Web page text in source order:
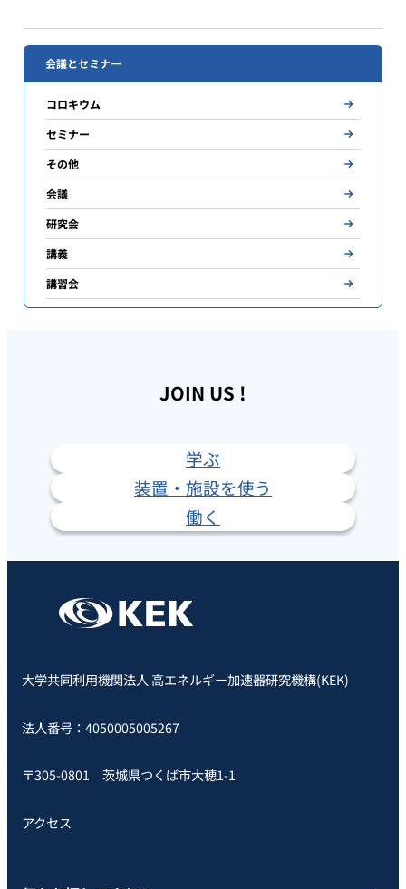
会議とセミナー
コロキウム
セミナー
その他
会議
研究会
講義
講習会
JOIN US !
学ぶ
装置・施設を使う
働く
大学共同利用機関法人 高エネルギー加速器研究機構(KEK)
法人番号：4050005005267
〒305-0801 茨城県つくば市大穂1-1
アクセス